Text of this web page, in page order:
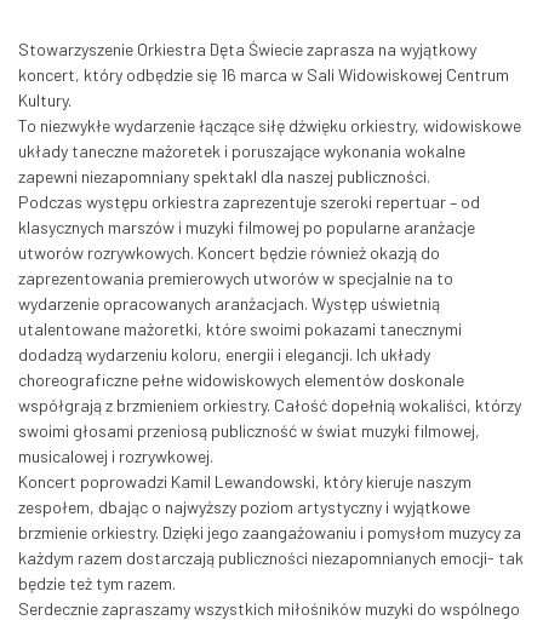
Stowarzyszenie Orkiestra Dęta Świecie zaprasza na wyjątkowy
koncert, który odbędzie się 16 marca w Sali Widowiskowej Centrum
Kultury.
To niezwykłe wydarzenie łączące siłę dźwięku orkiestry, widowiskowe
układy taneczne mażoretek i poruszające wykonania wokalne
zapewni niezapomniany spektakl dla naszej publiczności.
Podczas występu orkiestra zaprezentuje szeroki repertuar – od
klasycznych marszów i muzyki filmowej po popularne aranżacje
utworów rozrywkowych. Koncert będzie również okazją do
zaprezentowania premierowych utworów w specjalnie na to
wydarzenie opracowanych aranżacjach. Występ uświetnią
utalentowane mażoretki, które swoimi pokazami tanecznymi
dodadzą wydarzeniu koloru, energii i elegancji. Ich układy
choreograficzne pełne widowiskowych elementów doskonale
współgrają z brzmieniem orkiestry. Całość dopełnią wokaliści, którzy
swoimi głosami przeniosą publiczność w świat muzyki filmowej,
musicalowej i rozrywkowej.
Koncert poprowadzi Kamil Lewandowski, który kieruje naszym
zespołem, dbając o najwyższy poziom artystyczny i wyjątkowe
brzmienie orkiestry. Dzięki jego zaangażowaniu i pomysłom muzycy za
każdym razem dostarczają publiczności niezapomnianych emocji- tak
będzie też tym razem.
Serdecznie zapraszamy wszystkich miłośników muzyki do wspólnego